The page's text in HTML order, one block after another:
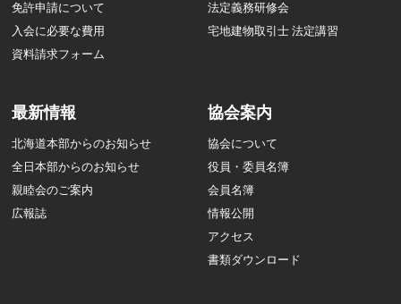
免許申請について
入会に必要な費用
資料請求フォーム
法定義務研修会
宅地建物取引士 法定講習
最新情報
北海道本部からのお知らせ
全日本部からのお知らせ
親睦会のご案内
広報誌
協会案内
協会について
役員・委員名簿
会員名簿
情報公開
アクセス
書類ダウンロード